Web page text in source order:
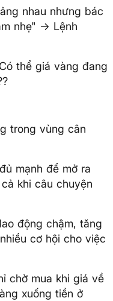
nhau nhưng bác
nhẹ" -> Lệnh
thể giá vàng đang
trong vùng cân
mạnh để mở ra
khi câu chuyện
động chậm, tăng
cơ hội cho việc
chờ mua khi giá về
xuống tiền ở